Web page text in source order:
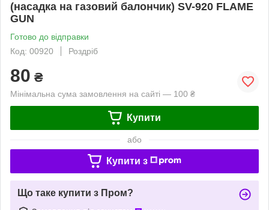
(насадка на газовий балончик) SV-920 FLAME
GUN
Готово до відправки
Код: 00920
Роздріб
80 ₴
Мінімальна сума замовлення на сайті — 100 ₴
Купити
або
Купити з
Що таке купити з Пром?